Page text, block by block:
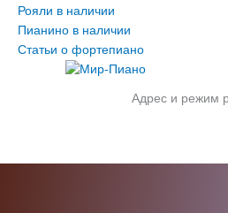
Рояли в наличии
Пианино в наличии
Статьи о фортепиано
Адрес и режим